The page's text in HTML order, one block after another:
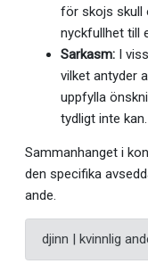
för skojs skull
nyckfullhet till
Sarkasm: I
vilket antyder
uppfylla
tydligt inte kan.
Sammanhanget i
den specifika
ande.
djinn | kvinnlig